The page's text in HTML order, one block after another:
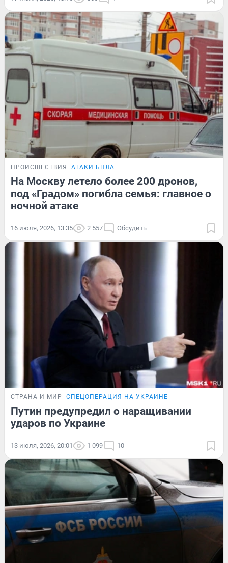
ПРОИСШЕСТВИЯ АТАКИ БПЛА
На Москву летело более 200 дронов,
под «Градом» погибла семья: главное о
ночной атаке
16 июля, 2026, 13:35 2 557 Обсудить
СТРАНА И МИР СПЕЦОПЕРАЦИЯ НА УКРАИНЕ
Путин предупредил о наращивании
ударов по Украине
13 июля, 2026, 20:01 1 099 10